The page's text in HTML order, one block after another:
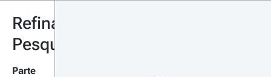
Refinar
Pesquisa
Parte